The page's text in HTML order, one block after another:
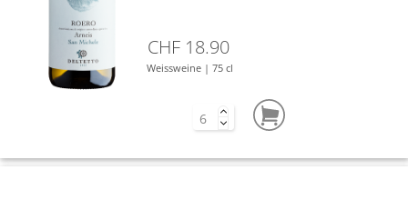
CHF 18.90
Weissweine | 75 cl